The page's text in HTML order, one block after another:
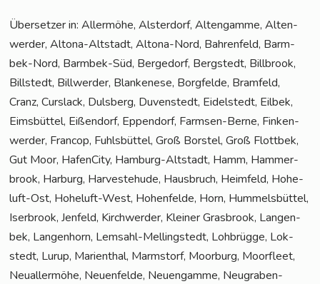
Über­set­zer in: Aller­mö­he, Als­ter­dorf, Alten­gam­me, Alten­
wer­der, Alto­na-Alt­stadt, Alto­na-Nord, Bah­ren­feld, Barm­
bek-Nord, Barm­bek-Süd, Ber­ge­dorf, Berg­stedt, Bill­brook,
Bill­stedt, Bill­wer­der, Blan­ke­ne­se, Borg­fel­de, Bramfeld,
Cranz, Curs­lack, Duls­berg, Duven­stedt, Eidel­stedt, Eil­bek,
Eims­büt­tel, Eißen­dorf, Eppen­dorf, Farm­sen-Ber­ne, Fin­ken­
wer­der, Fran­cop, Fuhls­büt­tel, Groß Bors­tel, Groß Flott­bek,
Gut Moor, Hafen­Ci­ty, Ham­burg-Alt­stadt, Hamm, Ham­mer­
brook, Har­burg, Har­ve­ste­hu­de, Haus­bruch, Heim­feld, Hohe­
luft-Ost, Hohe­luft-West, Hohen­fel­de, Horn, Hum­mels­büt­tel,
Iser­brook, Jen­feld, Kirch­wer­der, Klei­ner Gras­brook, Lan­gen­
bek, Lan­gen­horn, Lem­sahl-Mel­ling­s­tedt, Loh­brüg­ge, Lok­
stedt, Lurup, Mari­en­thal, Marmstorf, Moor­burg, Moor­fleet,
Neu­al­ler­mö­he, Neu­en­fel­de, Neu­en­gam­me, Neu­gra­ben-